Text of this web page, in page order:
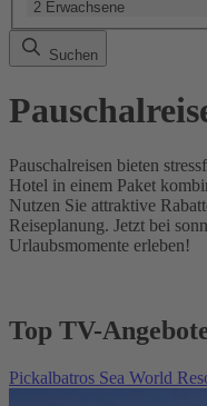
2 Erwachsene
Suchen
Pauschalreisen bieten
Hotel in einem Paket
Nutzen Sie attraktive
Reiseplanung. Jetzt bei
Urlaubsmomente erleben!
Top TV-
Pickalbatros Sea World